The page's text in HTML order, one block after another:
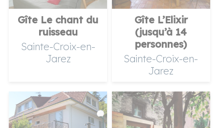
Gîte Le chant du
ruisseau
Sainte-Croix-en-
Jarez
Gîte L’Elixir
(jusqu’à 14
personnes)
Sainte-Croix-en-
Jarez